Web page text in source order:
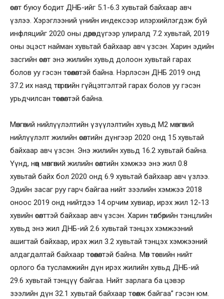
өсөлт буюу бодит ДНБ-ийг 5.1-6.3 хувьтай байхаар авч
үзлээ. Хэрэглээний үнийн индексээр илэрхийлэгдэж буй
инфляцийг 2020 оны дөрөвдүгээр улиралд 7.2 хувьтай, 2019
оны эцэст найман хувьтай байхаар авч үзсэн. Харин эдийн
засгийн өсөлт энэ жилийн хувьд долоон хувьтай гарах
болов уу гэсэн төсөөлөлтэй байна. Нэрлэсэн ДНБ 2019 онд
37.2 их наяд төгрөгийн гүйцэтгэлтэй гарах болов уу гэсэн
урьдчилсан төсөөлөлтэй байна.
Мөнгөний нийлүүлэлтийн үзүүлэлтийн хувьд М2 мөнгөний
нийлүүлэлт жилийн өсөлтийн дүнгээр 2020 онд 15 хувьтай
байхаар авч үзсэн. Энэ жилийн хувьд 16.2 хувьтай байна.
Үүнд, нөөц мөнгөний жилийн өсөлтийн хэмжээ энэ жил 0.8
хувьтай байх бол 2020 онд 6.9 хувьтай байхаар авч үзлээ.
Эдийн засаг руу гарч байгаа нийт зээлийн хэмжээ 2018
оноос 2019 онд нийтдээ 14 орчим хувиар, ирэх жил 12-13
хувийн өсөлттэй байхаар авч үзсэн. Харин төлбөрийн тэнцлийн
хувьд энэ жил ДНБ-ий 2.6 хувьтай тэнцэх хэмжээний
ашигтай байхаар, ирэх жил 3.2 хувьтай тэнцэх хэмжээний
алдагдалтай байхаар төсөөлөлтэй байна. Мөн төсвийн нийт
орлого ба тусламжийн дүн ирэх жилийн хувьд ДНБ-ий
29.6 хувьтай тэнцүү байгаа. Нийт зарлага ба цэвэр
зээлийн дүн 32.1 хувьтай байхаар төсөөлж байгаа” гэсэн юм.